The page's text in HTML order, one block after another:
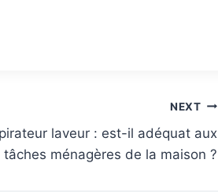
NEXT
laveur : est-il adéquat aux
tâches ménagères de la maison ?